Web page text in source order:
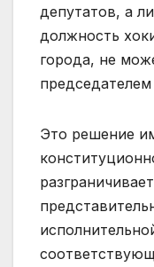
депутатов, а
должность
города, не
Это решение